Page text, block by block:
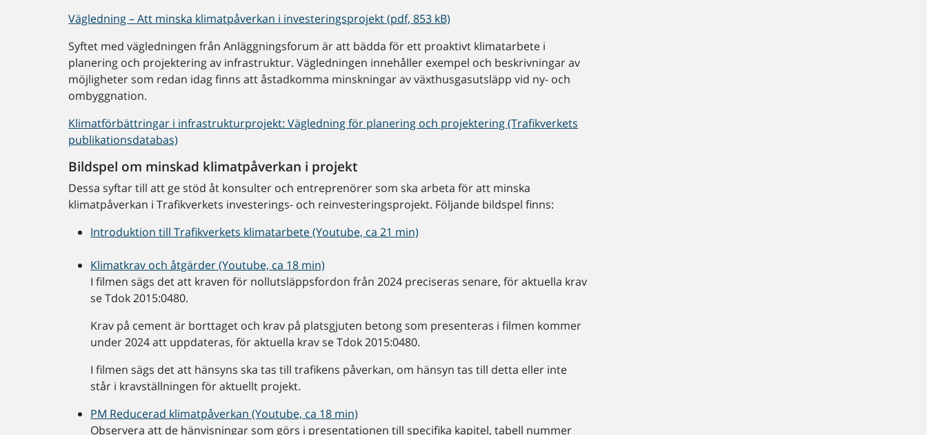
Vägledning – Att minska klimatpåverkan i investeringsprojekt (pdf, 853 kB)
Syftet med vägledningen från Anläggningsforum är att bädda för ett proaktivt klimatarbete i
planering och projektering av infrastruktur. Vägledningen innehåller exempel och beskrivningar av
möjligheter som redan idag finns att åstadkomma minskningar av växthusgasutsläpp vid ny- och
ombyggnation.
Klimatförbättringar i infrastrukturprojekt: Vägledning för planering och projektering (Trafikverkets
publikationsdatabas)
Bildspel om minskad klimatpåverkan i projekt
Dessa syftar till att ge stöd åt konsulter och entreprenörer som ska arbeta för att minska
klimatpåverkan i Trafikverkets investerings- och reinvesteringsprojekt. Följande bildspel finns:
Introduktion till Trafikverkets klimatarbete (Youtube, ca 21 min)
Klimatkrav och åtgärder (Youtube, ca 18 min)
I filmen sägs det att kraven för nollutsläppsfordon från 2024 preciseras senare, för aktuella krav
se Tdok 2015:0480.
Krav på cement är borttaget och krav på platsgjuten betong som presenteras i filmen kommer
under 2024 att uppdateras, för aktuella krav se Tdok 2015:0480.
I filmen sägs det att hänsyns ska tas till trafikens påverkan, om hänsyn tas till detta eller inte
står i kravställningen för aktuellt projekt.
PM Reducerad klimatpåverkan (Youtube, ca 18 min)
Observera att de hänvisningar som görs i presentationen till specifika kapitel, tabell nummer